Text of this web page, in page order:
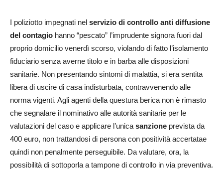
I poliziotto impegnati nel servizio di controllo anti diffusione
del contagio hanno “pescato” l’imprudente signora fuori dal
proprio domicilio venerdì scorso, violando di fatto l’isolamento
fiduciario senza averne titolo e in barba alle disposizioni
sanitarie. Non presentando sintomi di malattia, si era sentita
libera di uscire di casa indisturbata, contravvenendo alle
norma vigenti. Agli agenti della questura berica non è rimasto
che segnalare il nominativo alle autorità sanitarie per le
valutazioni del caso e applicare l’unica sanzione prevista da
400 euro, non trattandosi di persona con positività accertatae
quindi non penalmente perseguibile. Da valutare, ora, la
possibilità di sottoporla a tampone di controllo in via preventiva.